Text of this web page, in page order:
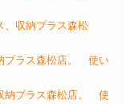
、収納プラス森松
プラス森松店。 使い
納プラス森松店。 使